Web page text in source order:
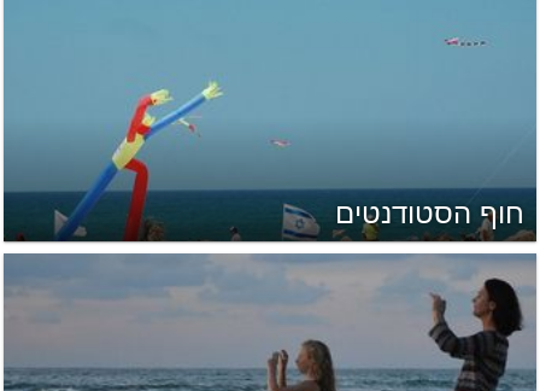
חוף הסטודנטים